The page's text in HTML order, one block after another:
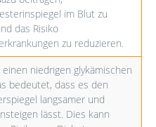
im Blut zu
das Risiko
zu reduzieren.
niedrigen glykämischen
bedeutet, dass es den
langsamer und
lässt. Dies kann